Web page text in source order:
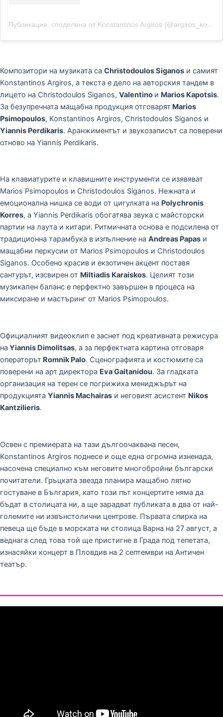
Публикация, споделена от Konstantinos Argiros (@argiros_konstantinos)
Композитори на музиката са Christodoulos Siganos и самият
Konstantinos Argiros, а текста е дело на авторския тандем в
лицето на Christodoulos Siganos, Valentino и Marios Kapotsis.
За безупречната мащабна продукция отговарят Marios
Psimopoulos, Konstantinos Argiros, Christodoulos Siganos и
Yiannis Perdikaris. Аранжиментът и звукозаписът са поверени
отново на Yiannis Perdikaris.
На клавиатурите и клавишните инструменти се изявяват
Marios Psimopoulos и Christodoulos Siganos. Нежната и
емоционална нишка се води от цигулката на Polychronis
Korres, а Yiannis Perdikaris обогатява звука с майсторски
партии на лаута и китари. Ритмичната основа е подсилена от
традиционна тарамбука в изпълнение на Andreas Papas и
мащабни перкусии от Marios Psimopoulos и Christodoulos
Siganos. Особено красив и екзотичен акцент поставя
сантурът, изсвирен от Miltiadis Karaiskos. Целият този
музикален баланс е перфектно завършен в процеса на
миксиране и мастъринг от Marios Psimopoulos.
Официалният видеоклип е заснет под креативната режисура
на Yiannis Dimolitsas, а за перфектната картина отговаря
операторът Romnik Palo. Сценографията и костюмите са
поверени на арт директора Eva Gaitanidou. За гладката
организация на терен се погрижиха мениджърът на
продукцията Yiannis Machairas и неговият асистент Nikos
Kantzilieris.
Освен с премиерата на тази дългоочаквана песен,
Konstantinos Argiros поднесе и още една огромна изненада,
насочена специално към неговите многобройни български
почитатели. Гръцката звезда планира мащабно лятно
гостуване в България, като този път концертите няма да
бъдат в столицата ни, а ще зарадват публиката в два от най-
големите ни извънстолични центрове. Първата спирка на
певеца ще бъде в морската ни столица Варна на 27 август, а
веднага след това той ще пристигне в Града под тепетата,
изнасяйки концерт в Пловдив на 2 септември на Античен
театър.